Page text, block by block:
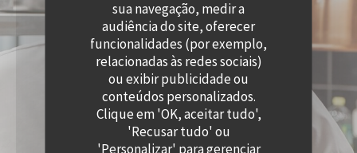
sua navegação, medir a
audiência do site, oferecer
funcionalidades (por exemplo,
relacionadas às redes sociais)
ou exibir publicidade ou
conteúdos personalizados.
Clique em 'OK, aceitar tudo',
'Recusar tudo' ou
'Personalizar' para gerenciar
POLÍTICA DE PROTEÇÃO DE DADOS PESSOAIS
((ABRE NUMA NOVA JANELA))
POLÍTICA DE COOKIES
ACESSIBILIDADE
((ABRE NUMA NOVA JANELA))